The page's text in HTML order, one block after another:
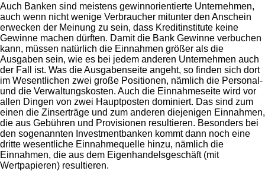
Auch Banken sind meistens gewinnorientierte Unternehmen,
auch wenn nicht wenige Verbraucher mitunter den Anschein
erwecken der Meinung zu sein, dass Kreditinstitute keine
Gewinne machen dürften. Damit die Bank Gewinne verbuchen
kann, müssen natürlich die Einnahmen größer als die
Ausgaben sein, wie es bei jedem anderen Unternehmen auch
der Fall ist. Was die Ausgabenseite angeht, so finden sich dort
im Wesentlichen zwei große Positionen, nämlich die Personal-
und die Verwaltungskosten. Auch die Einnahmeseite wird vor
allen Dingen von zwei Hauptposten dominiert. Das sind zum
einen die Zinserträge und zum anderen diejenigen Einnahmen,
die aus Gebühren und Provisionen resultieren. Besonders bei
den sogenannten Investmentbanken kommt dann noch eine
dritte wesentliche Einnahmequelle hinzu, nämlich die
Einnahmen, die aus dem Eigenhandelsgeschäft (mit
Wertpapieren) resultieren.